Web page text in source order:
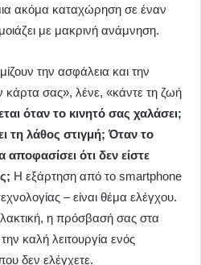
ακόμα καταχώρηση σε έναν
με μακρινή ανάμνηση.
την ασφάλεια και την
κάρτα σας», λένε, «κάντε τη ζωή
όταν το κινητό σας χαλάσει;
τη λάθος στιγμή; Όταν το
ότι δεν είστε
Η εξάρτηση από το smartphone
– είναι θέμα ελέγχου.
η πρόσβασή σας στα
καλή λειτουργία ενός
δεν ελέγχετε.